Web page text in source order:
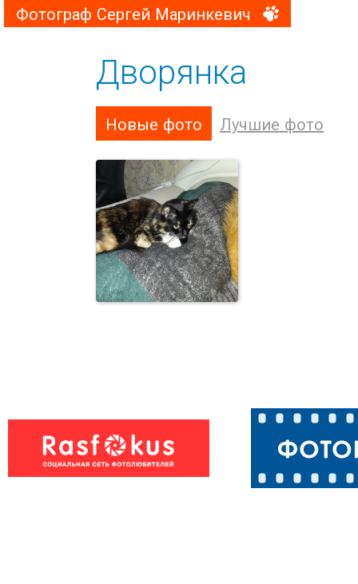
Фотограф Сергей Маринкевич
Дворянка
Новые фото Лучшие фото
Чернь